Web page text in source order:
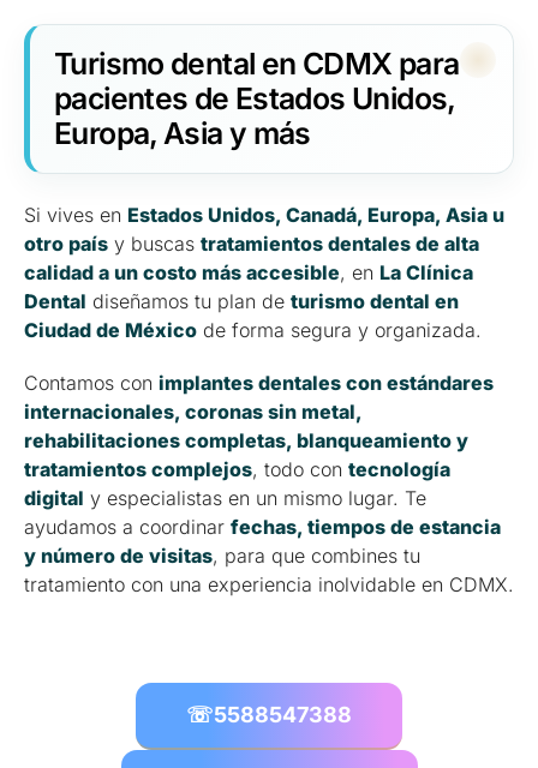
Turismo dental en CDMX para
pacientes de Estados Unidos,
Europa, Asia y más
Si vives en Estados Unidos, Canadá, Europa, Asia u
otro país y buscas tratamientos dentales de alta
calidad a un costo más accesible, en La Clínica
Dental diseñamos tu plan de turismo dental en
Ciudad de México de forma segura y organizada.
Contamos con implantes dentales con estándares
internacionales, coronas sin metal,
rehabilitaciones completas, blanqueamiento y
tratamientos complejos, todo con tecnología
digital y especialistas en un mismo lugar. Te
ayudamos a coordinar fechas, tiempos de estancia
y número de visitas, para que combines tu
tratamiento con una experiencia inolvidable en CDMX.
☏5588547388